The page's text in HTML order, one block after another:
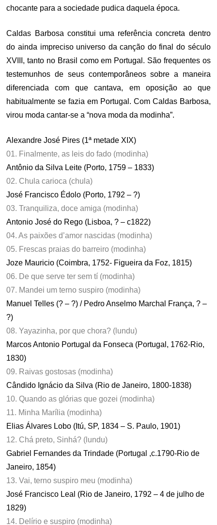
chocante para a sociedade pudica daquela época.
Caldas Barbosa constitui uma referência concreta dentro
do ainda impreciso universo da canção do final do século
XVIII, tanto no Brasil como em Portugal. São frequentes os
testemunhos de seus contemporâneos sobre a maneira
diferenciada com que cantava, em oposição ao que
habitualmente se fazia em Portugal. Com Caldas Barbosa,
virou moda cantar-se a “nova moda da modinha”.
Alexandre José Pires (1ª metade XIX)
01. Finalmente, as leis do fado (modinha)
Antônio da Silva Leite (Porto, 1759 – 1833)
02. Chula carioca (chula)
José Francisco Édolo (Porto, 1792 – ?)
03. Tranquiliza, doce amiga (modinha)
Antonio José do Rego (Lisboa, ? – c1822)
04. As paixões d’amor nascidas (modinha)
05. Frescas praias do barreiro (modinha)
Joze Mauricio (Coimbra, 1752- Figueira da Foz, 1815)
06. De que serve ter sem tí (modinha)
07. Mandei um terno suspiro (modinha)
Manuel Telles (? – ?) / Pedro Anselmo Marchal França, ? –
?)
08. Yayazinha, por que chora? (lundu)
Marcos Antonio Portugal da Fonseca (Portugal, 1762-Rio,
1830)
09. Raivas gostosas (modinha)
Cândido Ignácio da Silva (Rio de Janeiro, 1800-1838)
10. Quando as glórias que gozei (modinha)
11. Minha Marília (modinha)
Elias Álvares Lobo (Itú, SP, 1834 – S. Paulo, 1901)
12. Chá preto, Sinhá? (lundu)
Gabriel Fernandes da Trindade (Portugal ,c.1790-Rio de
Janeiro, 1854)
13. Vai, terno suspiro meu (modinha)
José Francisco Leal (Rio de Janeiro, 1792 – 4 de julho de
1829)
14. Delírio e suspiro (modinha)